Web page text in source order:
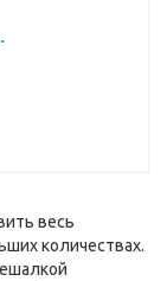
весь
количествах.